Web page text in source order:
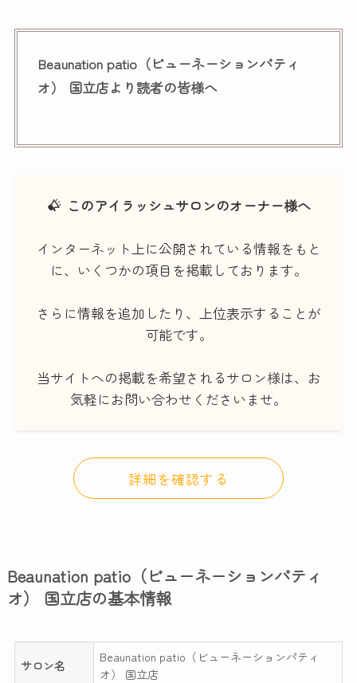
Beaunation patio（ビューネーションパティ
オ） 国立店より読者の皆様へ
このアイラッシュサロンのオーナー様へ
インターネット上に公開されている情報をもと
に、いくつかの項目を掲載しております。
さらに情報を追加したり、上位表示することが
可能です。
当サイトへの掲載を希望されるサロン様は、お
気軽にお問い合わせくださいませ。
詳細を確認する
Beaunation patio（ビューネーションパティ
オ） 国立店の基本情報
サロン名
Beaunation patio（ビューネーションパティ
オ） 国立店